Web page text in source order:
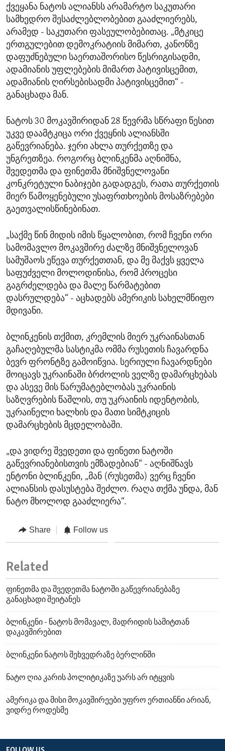
ქვეყანა ნატოს ალიანსს არამარტო საკუთარი
სამხედრო შესაძლებლობებით გააძლიერებს,
არამედ - საკუთარი ფასეულობებითაც. „მტკიცე
ერთგულებით დემოკრატიის მიმართ, კანონზე
დაფუძნებული საერთაშორისო წესრიგისადმი,
ადამიანის უფლებების მიმართ პატივისცემით,
ადამიანის ღირსებისადმი პატივისცემით“ -
განაცხადა მან.
ნატოს 30 მოკავშირიდან 28 წევრმა სწრაფი წესით
უკვე დაამტკიცა ორი ქვეყნის ალიანსში
გაწევრიანება. ჯერი ახლა თურქეთზე და
უნგრეთზეა. როგორც ბლინკენმა აღნიშნა,
შვედეთმა და ფინეთმა მნიშვნელოვანი
კონკრეტული ნაბიჯები გადადგეს, რათა თურქეთის
მიერ წამოყენებული უსაფრთხოების მოსაზრებები
გაეთვალისწინებინათ.
„საქმე წინ მიდის იმის წყალობით, რომ ჩვენი ორი
სამომავლო მოკავშირე ძალზე მნიშვნელოვან
სამუშაოს ეწევა თურქეთთან, და მე მაქვს ყველა
საფუძველი მოლოდინისა, რომ პროცესი
გაგრძელდება და მალე წარმატებით
დასრულდება“ - აცხადებს ამერიკის სახელმწიფო
მდივანი.
ბლინკენის თქმით, კრემლის მიერ უკრაინასთან
გაჩაღებულმა სასტიკმა ომმა რუსეთის ჩავარდნა
ბევრ ფრონტზე გამოიწვია. სერიული ჩავარდნები
მოიცავს უკრაინაში ბრძოლის ველზე დამარცხებას
და ასევე მის წარუმატებლობას უკრაინის
საზღვრების წაშლის, თუ უკრაინის იდენტობის,
უკრაინელი ხალხის და მათი სიმტკიცის
დამარცხების მცდელობაში.
„და ვიდრე შვედეთი და ფინეთი ნატოში
გაწევრიანებისთვის ემზადებიან“ - აღნიშნავს
ენტონი ბლინკენი, „მან (რუსეთმა) ვერც ჩვენი
ალიანსის დასუსტება შეძლო. რაღა თქმა უნდა, მან
ნატო მხოლოდ გააძლიერა“.
Share Follow us
Related
ფინეთმა და შვედეთმა ნატოში გაწევრიანებაზე
განაცხადი შეიტანეს
ბლინკენი - ნატოს მომავალ, მადრიდის სამიტთან
დაკავშირებით
ბლინკენი ნატოს შეხვედრაზე ბერლინში
ნატო ღია კარის პოლიტიკაზე უარს არ იტყვის
ამერიკა და მისი მოკავშირეები უფრო ერთიანნი არიან,
ვიდრე როდესმე